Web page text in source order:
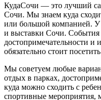
КудаСочи — это лучший
Сочи. Мы знаем куда
или большой компанией. У
и выставки Сочи. События
достопримечательности и
обязательно стоит
Мы советуем любые
отдых в парках,
куда можно сходить с
спортивные мероприятия,